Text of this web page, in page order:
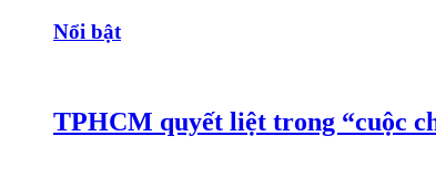
Nổi bật
TPHCM quyết liệt trong “cuộc